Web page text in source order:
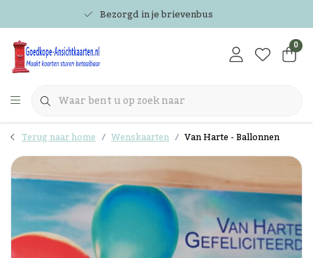
Bezorgd in je brievenbus
0
Terug naar home Wenskaarten Van Harte - Ballonnen